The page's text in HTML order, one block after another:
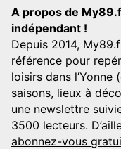
A propos de
indépendant !
Depuis 2014,
référence pour
loisirs dans
saisons, lieux à
une newslettre
3500 lecteurs.
abonnez-vous